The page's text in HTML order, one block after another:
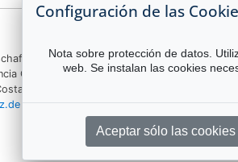
für Internationale Zusammenarbeit
GIZ Costa Rica Apartado 8-4190
Rica Teléfono:
Configuración de las
Nota sobre protección de datos.
web. Se instalan las cookies
Aceptar sólo las